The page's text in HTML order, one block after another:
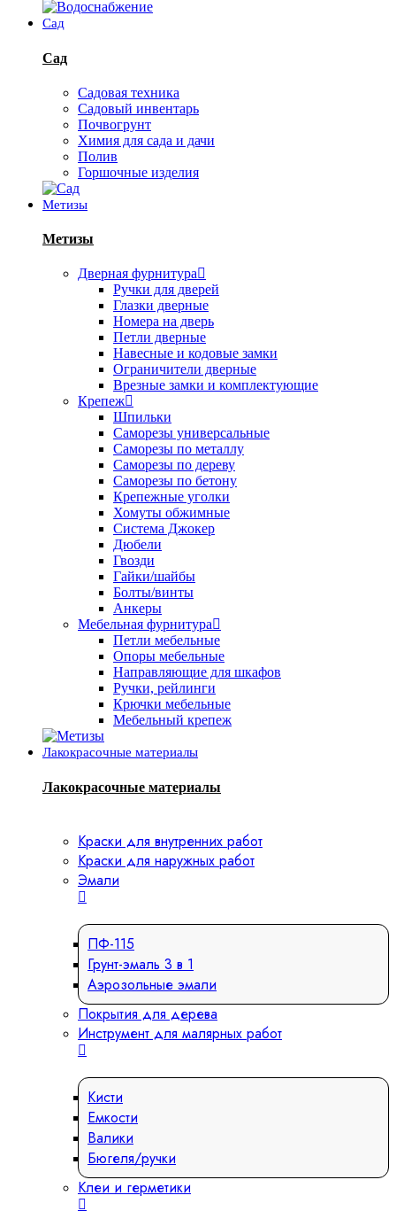
Сад
Сад
Садовая техника
Садовый инвентарь
Почвогрунт
Химия для сада и дачи
Полив
Горшочные изделия
Метизы
Метизы
Дверная фурнитура
Ручки для дверей
Глазки дверные
Номера на дверь
Петли дверные
Навесные и кодовые замки
Ограничители дверные
Врезные замки и комплектующие
Крепеж
Шпильки
Саморезы универсальные
Саморезы по металлу
Саморезы по дереву
Саморезы по бетону
Крепежные уголки
Хомуты обжимные
Система Джокер
Дюбели
Гвозди
Гайки/шайбы
Болты/винты
Анкеры
Мебельная фурнитура
Петли мебельные
Опоры мебельные
Направляющие для шкафов
Ручки, рейлинги
Крючки мебельные
Мебельный крепеж
Лакокрасочные материалы
Лакокрасочные материалы
Краски для внутренних работ
Краски для наружных работ
Эмали
ПФ-115
Грунт-эмаль 3 в 1
Аэрозольные эмали
Покрытия для дерева
Инструмент для малярных работ
Кисти
Емкости
Валики
Бюгеля/ручки
Клеи и герметики